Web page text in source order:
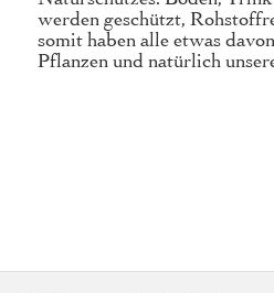
werden geschützt,
somit haben alle etwas
Pflanzen und natürlich